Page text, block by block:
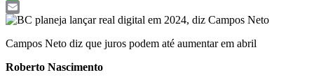
WhatsApp
Email
Campos Neto diz que juros podem até aumentar em abril
Roberto Nascimento